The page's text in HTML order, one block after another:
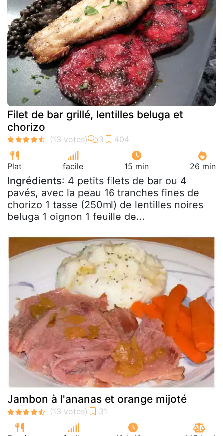
Filet de bar grillé, lentilles beluga et
chorizo
Plat facile 15 min 26 min
Ingrédients: 4 petits filets de bar ou 4
pavés, avec la peau 16 tranches fines de
chorizo 1 tasse (250ml) de lentilles noires
beluga 1 oignon 1 feuille de...
Jambon à l'ananas et orange mijoté